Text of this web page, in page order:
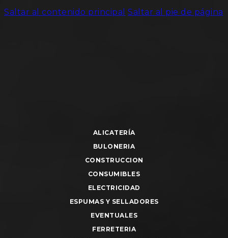
Saltar al contenido principal Saltar al pie de página
ALICATERÍA
BULONERIA
CONSTRUCCION
CONSUMIBLES
ELECTRICIDAD
ESPUMAS Y SELLADORES
EVENTUALES
FERRETERIA